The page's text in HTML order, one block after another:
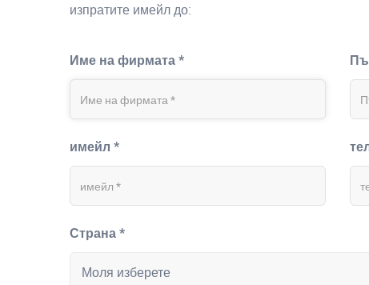
изпратите имейл до:
Име на фирмата *
имейл *
Страна *